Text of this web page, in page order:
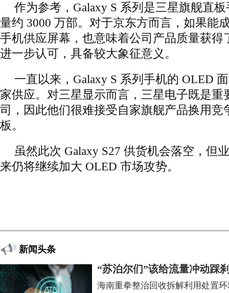
作为参考，Galaxy S 系列是三星旗舰直
量约 3000 万部。对于京东方而言，如果能
手机供应屏幕，也意味着公司产品质量获得
进一步认可，具备较大象征意义。
一直以来，Galaxy S 系列手机的 OLED
家供应。对三星显示而言，三星电子既是重
司，因此他们很难接受自家旗舰产品换用竞
板。
虽然此次 Galaxy S27 供货机会落空，但
来仍将继续加大 OLED 市场攻势。
新闻头条
“苏泊尔们”该给流量冲动踩
海南重拳整治回收拆解利用处置